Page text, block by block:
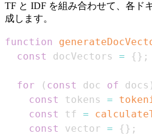
TF と IDF を組み合わせて、各ド
成します。
function
const
docVectors = { } ;
for ( const doc of docs )
const
tokens =
const
tf =
const
vector = { } ;